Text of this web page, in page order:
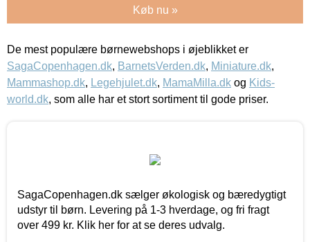
Køb nu »
De mest populære børnewebshops i øjeblikket er
SagaCopenhagen.dk, BarnetsVerden.dk, Miniature.dk,
Mammashop.dk, Legehjulet.dk, MamaMilla.dk og Kids-
world.dk, som alle har et stort sortiment til gode priser.
SagaCopenhagen.dk sælger økologisk og bæredygtigt
udstyr til børn. Levering på 1-3 hverdage, og fri fragt
over 499 kr. Klik her for at se deres udvalg.